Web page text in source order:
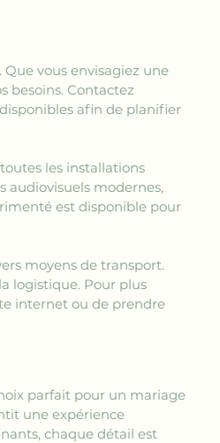
vous envisagiez une
besoins. Contactez
afin de planifier
les installations
audiovisuels modernes,
est disponible pour
moyens de transport.
logistique. Pour plus
internet ou de prendre
parfait pour un mariage
une expérience
chaque détail est